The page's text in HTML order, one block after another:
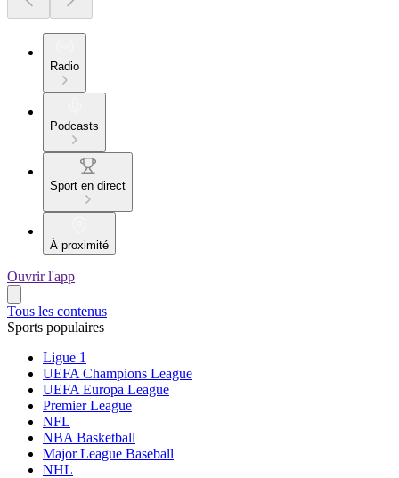
Radio
Podcasts
Sport en direct
À proximité
Ouvrir l'app
Tous les contenus
Sports populaires
Ligue 1
UEFA Champions League
UEFA Europa League
Premier League
NFL
NBA Basketball
Major League Baseball
NHL